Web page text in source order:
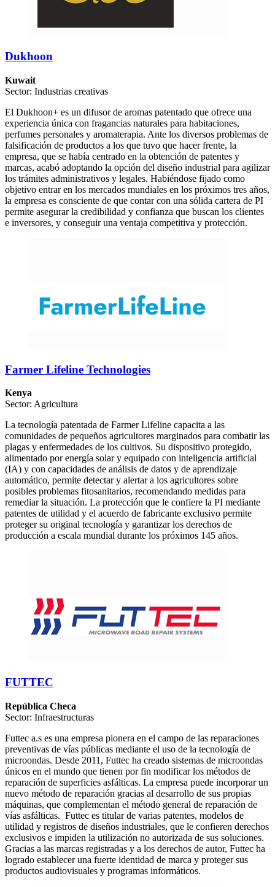
Dukhoon
Kuwait
Sector: Industrias creativas
El Dukhoon+ es un difusor de aromas patentado que ofrece una
experiencia única con fragancias naturales para habitaciones,
perfumes personales y aromaterapia. Ante los diversos problemas de
falsificación de productos a los que tuvo que hacer frente, la
empresa, que se había centrado en la obtención de patentes y
marcas, acabó adoptando la opción del diseño industrial para agilizar
los trámites administrativos y legales. Habiéndose fijado como
objetivo entrar en los mercados mundiales en los próximos tres años,
la empresa es consciente de que contar con una sólida cartera de PI
permite asegurar la credibilidad y confianza que buscan los clientes
e inversores, y conseguir una ventaja competitiva y protección.
Farmer Lifeline Technologies
Kenya
Sector: Agricultura
La tecnología patentada de Farmer Lifeline capacita a las
comunidades de pequeños agricultores marginados para combatir las
plagas y enfermedades de los cultivos. Su dispositivo protegido,
alimentado por energía solar y equipado con inteligencia artificial
(IA) y con capacidades de análisis de datos y de aprendizaje
automático, permite detectar y alertar a los agricultores sobre
posibles problemas fitosanitarios, recomendando medidas para
remediar la situación. La protección que le confiere la PI mediante
patentes de utilidad y el acuerdo de fabricante exclusivo permite
proteger su original tecnología y garantizar los derechos de
producción a escala mundial durante los próximos 145 años.
FUTTEC
República Checa
Sector: Infraestructuras
Futtec a.s es una empresa pionera en el campo de las reparaciones
preventivas de vías públicas mediante el uso de la tecnología de
microondas. Desde 2011, Futtec ha creado sistemas de microondas
únicos en el mundo que tienen por fin modificar los métodos de
reparación de superficies asfálticas. La empresa puede incorporar un
nuevo método de reparación gracias al desarrollo de sus propias
máquinas, que complementan el método general de reparación de
vías asfálticas. Futtec es titular de varias patentes, modelos de
utilidad y registros de diseños industriales, que le confieren derechos
exclusivos e impiden la utilización no autorizada de sus soluciones.
Gracias a las marcas registradas y a los derechos de autor, Futtec ha
logrado establecer una fuerte identidad de marca y proteger sus
productos audiovisuales y programas informáticos.